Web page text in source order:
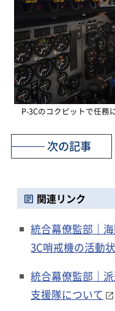
P-3Cのコクピットで任
次の記事
関連リンク
統合幕僚監部｜
3C哨戒機の活動
統合幕僚監部｜
支援隊について